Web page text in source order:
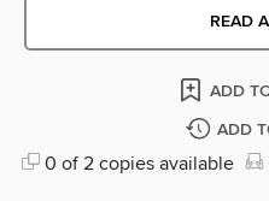
READ
ADD
ADD
0 of 2 copies available